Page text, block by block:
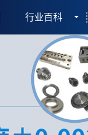
行业百科